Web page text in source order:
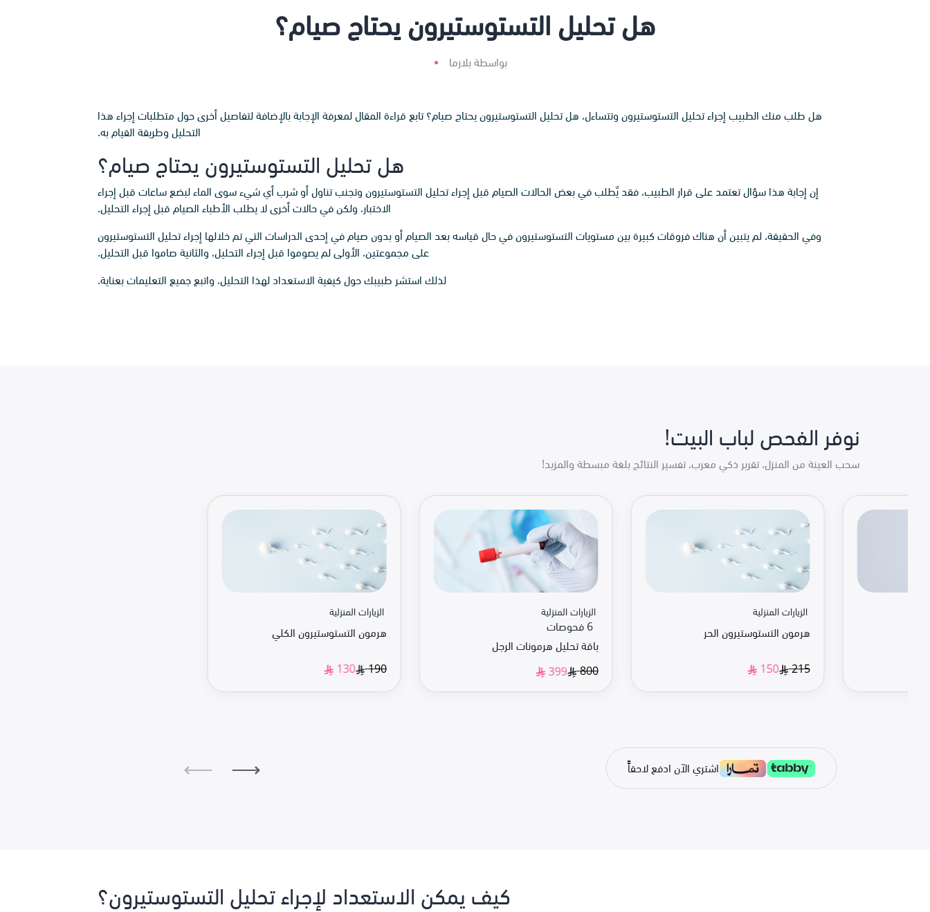
هل تحليل التستوستيرون يحتاج صيام؟
بواسطة بلازما
هل طلب منك الطبيب إجراء تحليل التستوستيرون وتتساءل، هل تحليل التستوستيرون يحتاج صيام؟ تابع قراءة المقال لمعرفة الإجابة بالإضافة لتفاصيل أخرى حول متطلبات إجراء هذا
التحليل وطريقة القيام به.
هل تحليل التستوستيرون يحتاج صيام؟
إن إجابة هذا سؤال تعتمد على قرار الطبيب، فقد يٌطلب في بعض الحالات الصيام قبل إجراء تحليل التستوستيرون وتجنب تناول أو شرب أي شيء سوى الماء لبضع ساعات قبل إجراء
الاختبار، ولكن في حالات أخرى لا يطلب الأطباء الصيام قبل إجراء التحليل.
وفي الحقيقة، لم يتبين أن هناك فروقات كبيرة بين مستويات التستوستيرون في حال قياسه بعد الصيام أو بدون صيام في إحدى الدراسات التي تم خلالها إجراء تحليل التستوستيرون
على مجموعتين، الأولى لم يصوموا قبل إجراء التحليل، والثانية صاموا قبل التحليل.
لذلك استشر طبيبك حول كيفية الاستعداد لهذا التحليل، واتبع جميع التعليمات بعناية.
نوفر الفحص لباب البيت!
سحب العينة من المنزل، تقرير ذكي معرب، تفسير النتائج بلغة مبسطة والمزيد!
الزيارات المنزلية
هرمون التستوستيرون الكلي
190
130
الزيارات المنزلية
6 فحوصات
باقة تحليل هرمونات الرجل
800
399
الزيارات المنزلية
هرمون التستوستيرون الحر
215
150
⟵ ⟶ اشتري الآن ادفع لاحقاًً
كيف يمكن الاستعداد لإجراء تحليل التستوستيرون؟